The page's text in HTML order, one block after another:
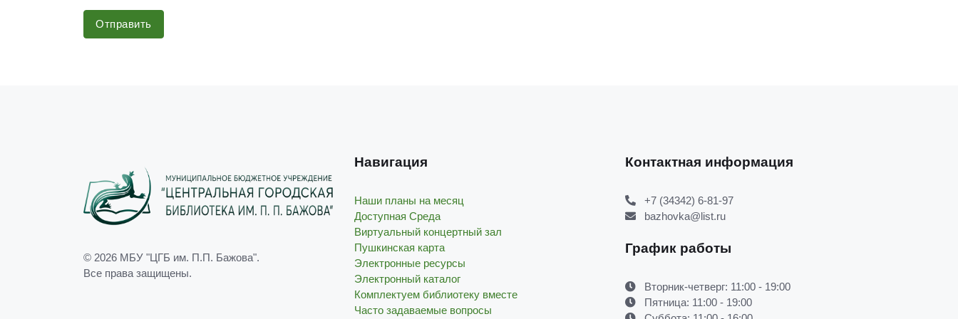
Отправить
© 2026 МБУ "ЦГБ им. П.П. Бажова".
Все права защищены.
Навигация
Наши планы на месяц
Доступная Среда
Виртуальный концертный зал
Пушкинская карта
Электронные ресурсы
Электронный каталог
Комплектуем библиотеку вместе
Часто задаваемые вопросы
Контактная информация
+7 (34342) 6-81-97
bazhovka@list.ru
График работы
Вторник-четверг: 11:00 - 19:00
Пятница: 11:00 - 19:00